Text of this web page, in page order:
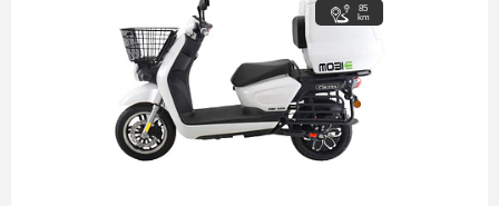
85
km